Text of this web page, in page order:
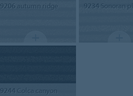
9206 autumn ridge 9234Sonoran
9244Colca canyon